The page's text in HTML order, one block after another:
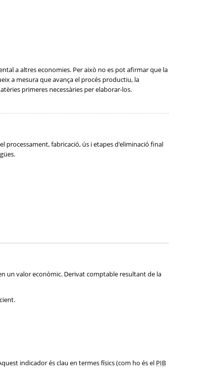
a altres economies. Per això no es pot afirmar que la
a mesura que avança el procés productiu, la
primeres necessàries per elaborar-los.
processament, fabricació, ús i etapes d'eliminació final
un valor econòmic. Derivat comptable resultant de la
indicador és clau en termes físics (com ho és el PIB